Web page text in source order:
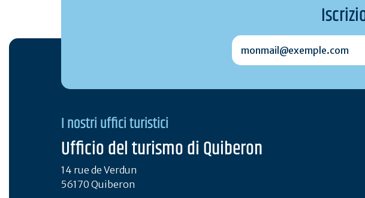
monmail@exemple.com
I nostri uffici turistici
Ufficio del turismo di Quiberon
14 rue de Verdun
56170 Quiberon